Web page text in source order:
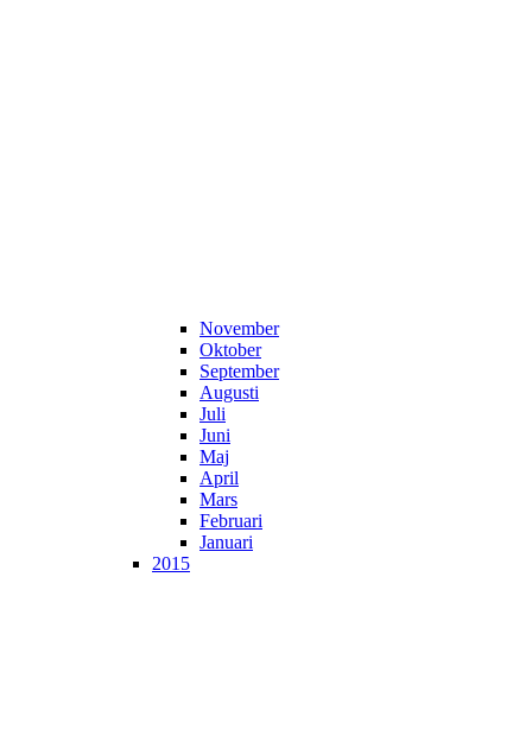
November
Oktober
September
Augusti
Juli
Juni
Maj
April
Mars
Februari
Januari
2015